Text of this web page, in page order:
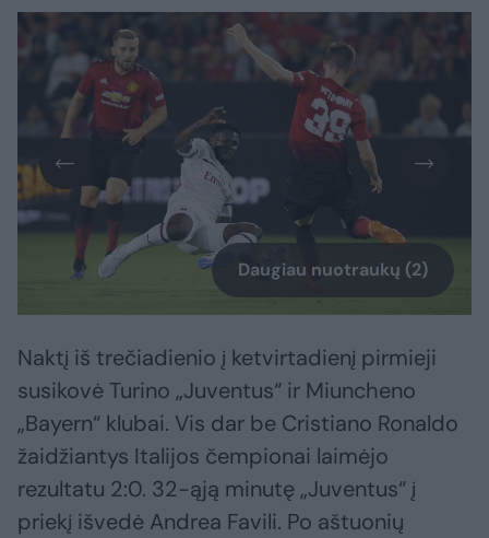
Daugiau nuotraukų (2)
Naktį iš trečiadienio į ketvirtadienį pirmieji
susikovė Turino „Juventus“ ir Miuncheno
„Bayern“ klubai. Vis dar be Cristiano Ronaldo
žaidžiantys Italijos čempionai laimėjo
rezultatu 2:0. 32-ąją minutę „Juventus“ į
priekį išvedė Andrea Favili. Po aštuonių